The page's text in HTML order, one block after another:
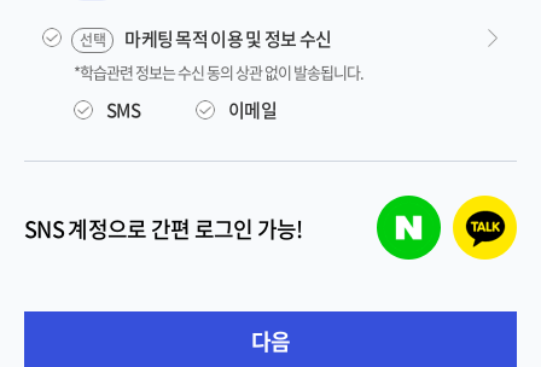
선택 마케팅 목적 이용 및 정보 수신
*학습관련 정보는 수신 동의 상관 없이 발송됩니다.
SMS 이메일
SNS 계정으로 간편 로그인 가능!
네이버 로그인카카오톡
다음